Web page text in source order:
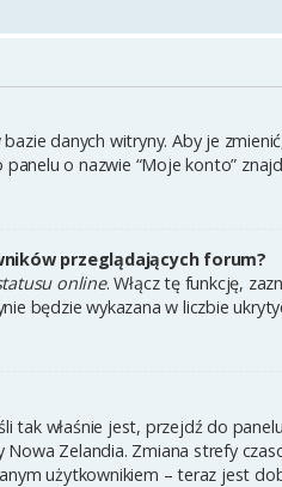
danych witryny. Aby je
o nazwie “Moje konto”
przeglądających forum?
online. Włącz tę funkcję,
będzie wykazana w liczbie
tak właśnie jest, przejdź do
Zelandia. Zmiana strefy
użytkownikiem – teraz jest